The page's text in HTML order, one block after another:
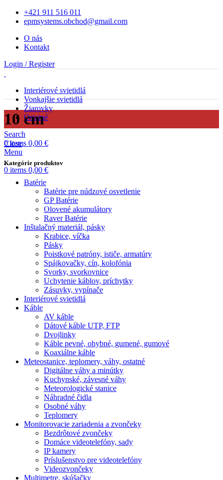
+421 911 516 011
epmsystems.obchod@gmail.com
O nás
Kontakt
Login / Register
Interiérové svietidlá
Vonkajšie svietidlá
Žiarovky
Ostatné
Search
0items 0,00 €
Menu
0 items 0,00 €
10 cm
Close
Kategórie produktov
Batérie
Batérie pre núdzové osvetlenie
GP Batérie
Olovené akumulátory
Raver Batérie
Inštalačný materiál, pásky
Krabice, víčka
Pásky
Poistkové patróny, ističe, armatúry
Spájkovačky, cín, kolofónia
Svorky, svorkovnice
Uchytenie káblov, príchytky
Zásuvky, vypínače
Interiérové svietidlá
Káble
AV káble
Dátové káble UTP, FTP
Dvojlinky
Káble pevné, ohybné, gumené, gumové
Koaxiálne káble
Meteostanice, teplomery, váhy, ostatné
Digitálne váhy a minútky
Kuchynské, závesné váhy
Meteorologické stanice
Náhradné čidla
Osobné váhy
Teplomery
Monitorovacie zariadenia a zvončeky
Bezdrôtové zvončeky
Domáce videotelefóny, sady
IP kamery
Príslušenstvo pre videotelefóny
Videozvončeky
Multimetre, skúšačky